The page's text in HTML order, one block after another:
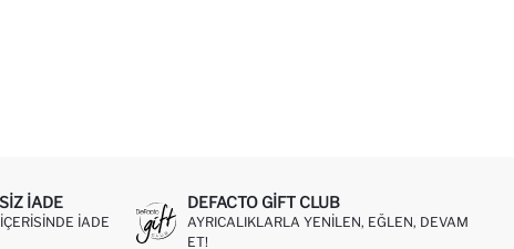
IADE
IADE
DEFACTO GIFT CLUB
AYRICALIKLARLA YENILEN, EĞLEN, DEVAM
ET!